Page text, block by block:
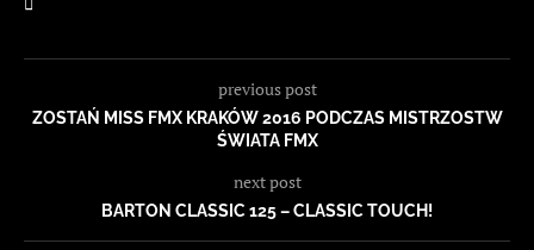
previous post
ZOSTAŃ MISS FMX KRAKÓW 2016 PODCZAS MISTRZOSTW
ŚWIATA FMX
next post
BARTON CLASSIC 125 – CLASSIC TOUCH!